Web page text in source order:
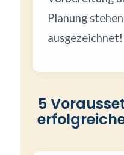
Planung
ausgezeichnet!
5